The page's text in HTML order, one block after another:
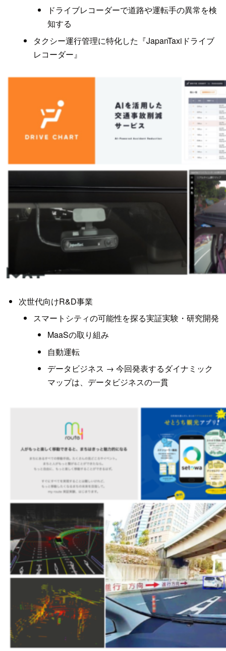
ドライブレコーダーで道路や運転手の異常を検
知する
タクシー運行管理に特化した『JapanTaxiドライブ
レコーダー』
次世代向けR&D事業
スマートシティの可能性を探る実証実験・研究開発
MaaSの取り組み
自動運転
データビジネス → 今回発表するダイナミック
マップは、データビジネスの一貫